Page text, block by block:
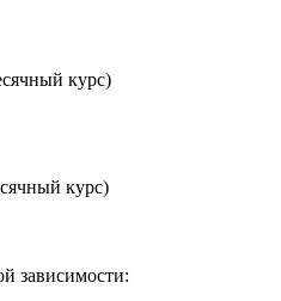
курс)
курс)
зависимости: